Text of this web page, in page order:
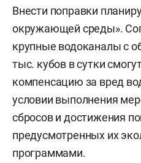
Внести поправки
окружающей среды».
крупные водоканалы с
тыс. кубов в сутки
компенсацию за вред
условии выполнения
сбросов и достижения
предусмотренных их
программами.